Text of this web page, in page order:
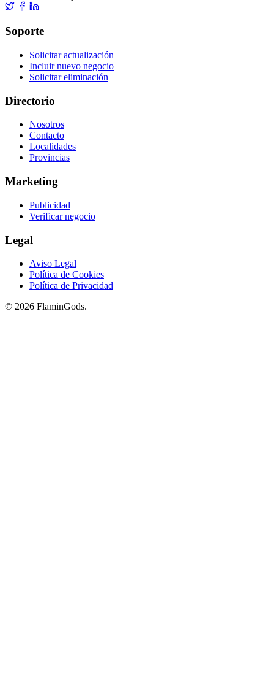
Soporte
Solicitar actualización
Incluir nuevo negocio
Solicitar eliminación
Directorio
Nosotros
Contacto
Localidades
Provincias
Marketing
Publicidad
Verificar negocio
Legal
Aviso Legal
Política de Cookies
Política de Privacidad
© 2026 FlaminGods.